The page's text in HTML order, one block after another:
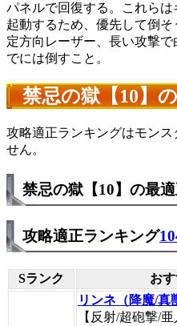
パネルで回復する。これら
起動するため、優先して倒
定方向レーザー、長い攻撃
でには倒すこと。
禁忌の獄【10】
攻略適正ランキングはモン
せん。
禁忌の獄【10】の最適
攻略適正ランキング
Sランク お
リンネ（降魔/真
【反射/超砲撃/亜